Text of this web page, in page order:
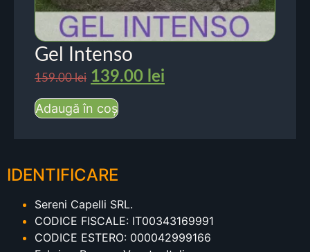
Gel Intenso
159.00lei 139.00 lei
Adaugă în coș
IDENTIFICARE
Sereni Capelli SRL.
CODICE FISCALE: IT00343169991
CODICE ESTERO: 000042999166